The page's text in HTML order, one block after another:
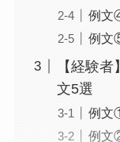
例文
例文
【経験
文5選
例文
例文